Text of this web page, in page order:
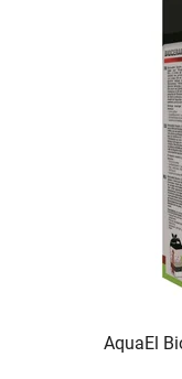
AquaEl